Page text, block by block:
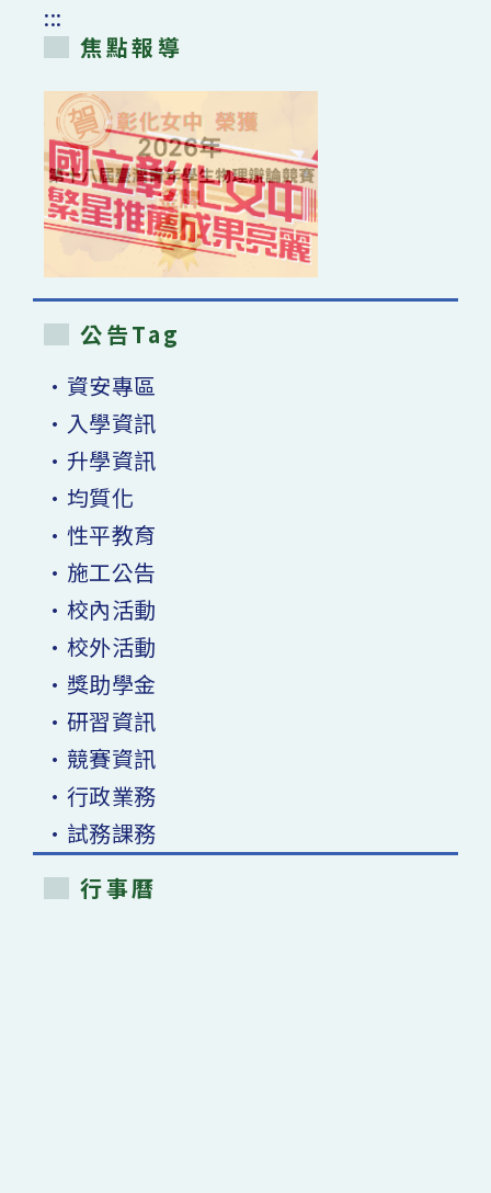
:::
焦點報導
公告Tag
•資安專區
•入學資訊
•升學資訊
•均質化
•性平教育
•施工公告
•校內活動
•校外活動
•獎助學金
•研習資訊
•競賽資訊
•行政業務
•試務課務
行事曆